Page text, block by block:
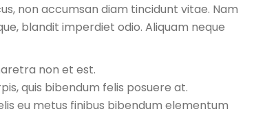
non accumsan diam tincidunt vitae. Nam
blandit imperdiet odio. Aliquam neque
non et est.
quis bibendum felis posuere at.
eu metus finibus bibendum elementum